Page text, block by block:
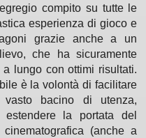
compito su tutte le
esperienza di gioco e
grazie anche a un
che ha sicuramente
lungo con ottimi risultati.
è la volontà di facilitare
bacino di utenza,
estendere la portata del
(anche a